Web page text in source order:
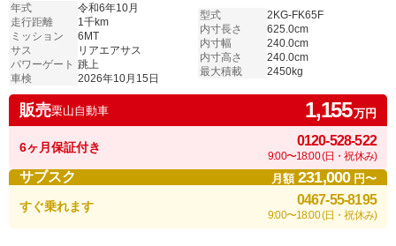
年式
令和6年10月
走行距離
1千km
ミッション
6MT
サス
リアエアサス
パワーゲート 跳上
車検
2026年10月15日
型式
2KG-FK65F
内寸長さ
625.0cm
内寸幅
240.0cm
内寸高さ
240.0cm
最大積載
2450kg
販売栗山自動車 1,155万円
6ヶ月保証付き 0120-528-522
9:00〜18:00 (日・祝休み)
サブスク 月額231,000円〜
すぐ乗れます 0467-55-8195
9:00〜18:00 (日・祝休み)